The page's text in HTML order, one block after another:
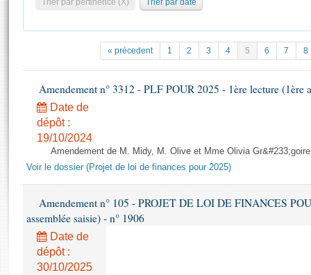
Pétitions
Projets de loi
Propositions de loi
Amendements
Textes adoptés
Rapports d'enquête
Rapports législatifs
Rapports sur l'application des lois
Baromètre de l’application des lois
Statistiques et chiffres clés
Documents de référence
( Constitution | Règlement de l'Assemblée ... )
Histoire
Juniors
Anciennes législatures
Liens vers les sites publics
La Bibliothèque
Contacts et plan d'accès
Photos libres de droit
Trier par pertinence (X) Trier par date
« précedent 1 2 3 4 5 6 7 8
Amendement n° 3312 - PLF POUR 2025 - 1ère lecture (1ère
Date de
dépôt :
19/10/2024
Amendement de M. Midy, M. Olive et Mme Olivia
Voir le dossier (Projet de loi de finances pour 2025)
Amendement n° 105 - PROJET DE LOI DE FINANCES
assemblée saisie) - n° 1906
Date de
dépôt :
30/10/2025